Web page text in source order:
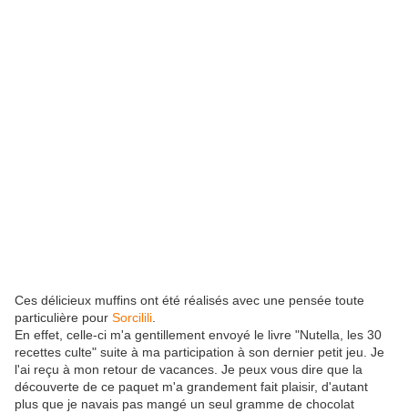
Ces délicieux muffins ont été réalisés avec une pensée toute
particulière pour Sorcilili
En effet, celle-ci m'a gentillement envoyé le livre "Nutella, les 30
recettes culte" suite à ma participation à son dernier petit jeu. Je
l'ai reçu à mon retour de vacances. Je peux vous dire que la
découverte de ce paquet m'a grandement fait plaisir, d'autant
plus que je navais pas mangé un seul gramme de chocolat